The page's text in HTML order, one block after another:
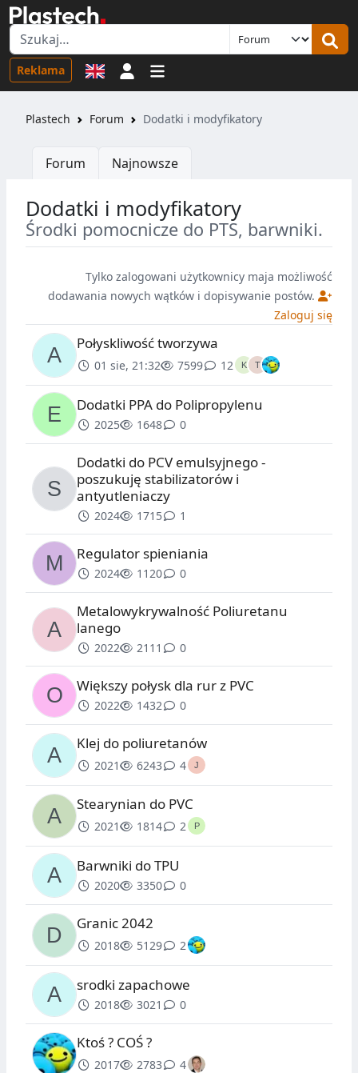
Reklama Logowanie
Plastech Forum Dodatki i modyfikatory
Forum Najnowsze
Dodatki i modyfikatory
Środki pomocnicze do PTS, barwniki.
Tylko zalogowani użytkownicy maja możliwość
dodawania nowych wątków i dopisywanie postów.
Zaloguj się
Połyskliwość tworzywa
01 sie, 21:32 7599 12
Dodatki PPA do Polipropylenu
2025 1648 0
Dodatki do PCV emulsyjnego -
poszukuję stabilizatorów i
antyutleniaczy
2024 1715 1
Regulator spieniania
2024 1120 0
Metalowykrywalność Poliuretanu
lanego
2022 2111 0
Większy połysk dla rur z PVC
2022 1432 0
Klej do poliuretanów
2021 6243 4
Stearynian do PVC
2021 1814 2
Barwniki do TPU
2020 3350 0
Granic 2042
2018 5129 2
srodki zapachowe
2018 3021 0
Ktoś ? COŚ ?
2017 2783 4